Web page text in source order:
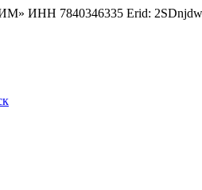
ИНН 7840346335 Erid: